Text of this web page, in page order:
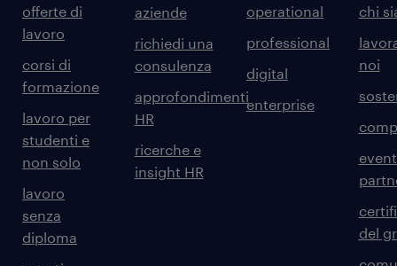
offerte di
lavoro
corsi di
formazione
lavoro per
studenti e
non solo
lavoro
senza
diploma
aziende
richiedi una
consulenza
approfondimenti
HR
ricerche e
insight HR
operational
professional
digital
enterprise
chi
noi
del